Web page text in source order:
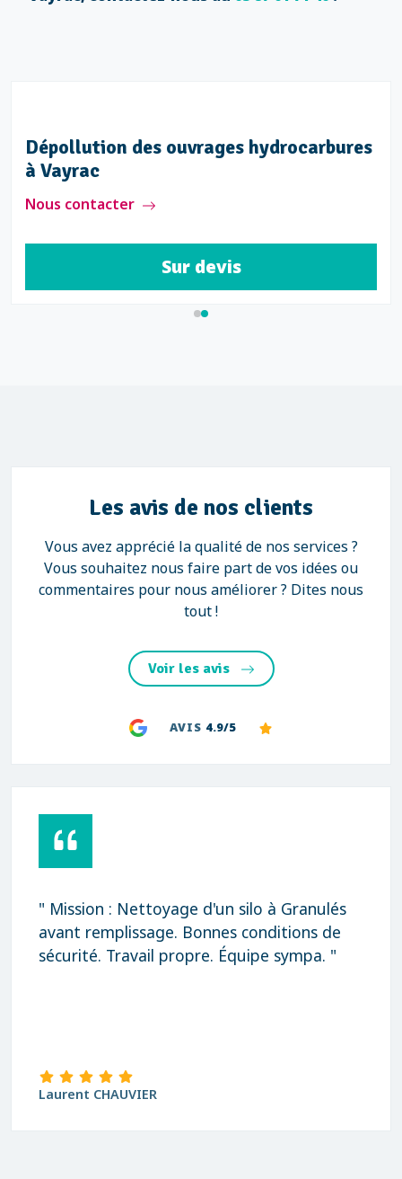
Dépollution des ouvrages hydrocarbures
à Vayrac
Nous contacter
Sur devis
Les avis de nos clients
Vous avez apprécié la qualité de nos services ?
Vous souhaitez nous faire part de vos idées ou
commentaires pour nous améliorer ? Dites nous
tout !
Voir les avis
AVIS 4.9/5
" Mission : Nettoyage d'un silo à Granulés
avant remplissage. Bonnes conditions de
sécurité. Travail propre. Équipe sympa. "
Laurent CHAUVIER